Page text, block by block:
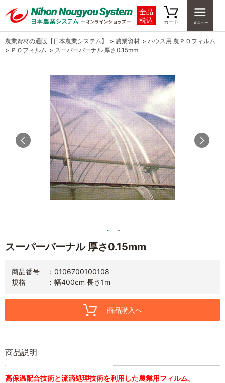
全品
税込
カート
農業資材の通販【日本農業システム】 > 農業資材 > ハウス用 農ＰＯフィルム
> ＰＯフィルム > スーパーバーナル 厚さ0.15mm
スーパーバーナル 厚さ0.15mm
商品番号
0106700100108
規格
幅400cm 長さ1m
商品購入へ
商品説明
高保温配合技術と流滴処理技術を利用した農業用フィルム。